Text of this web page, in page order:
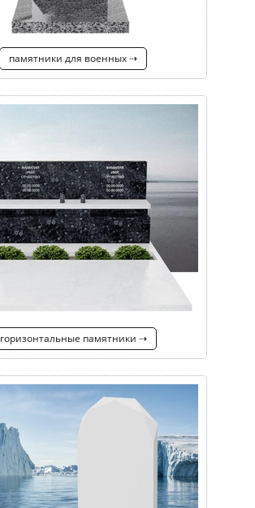
памятники для военных ⇢
горизонтальные памятники ⇢